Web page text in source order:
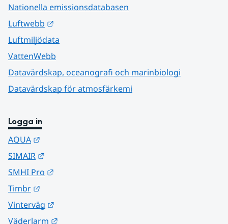
Nationella emissionsdatabasen
Luftwebb
Luftmiljödata
VattenWebb
Datavärdskap, oceanografi och marinbiologi
Datavärdskap för atmosfärkemi
Logga in
AQUA
SIMAIR
SMHI Pro
Timbr
Vinterväg
Väderlarm